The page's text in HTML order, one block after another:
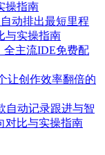
操指南
动排出最短里程
与实操指南
全主流IDE免费配
让创作效率翻倍的
自动记录跟进与智
对比与实操指南